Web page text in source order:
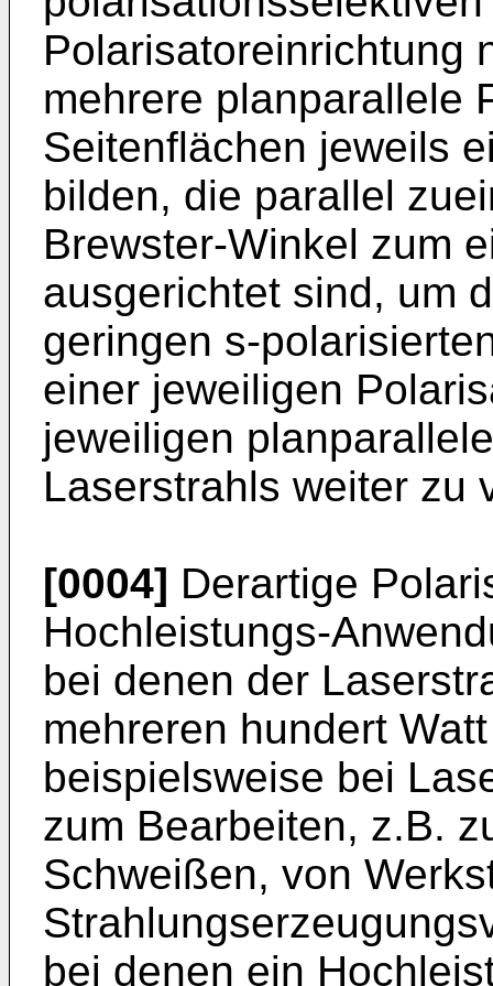
Polarisatoreinrichtung
mehrere planparallele
Seitenflächen jeweils
bilden, die parallel
Brewster-Winkel zum
ausgerichtet sind, um
geringen s-
einer jeweiligen
jeweiligen
Laserstrahls weiter zu
[0004] Derartige
Hochleistungs-
bei denen der
mehreren hundert
beispielsweise bei
zum Bearbeiten, z.B.
Schweißen, von
bei denen ein